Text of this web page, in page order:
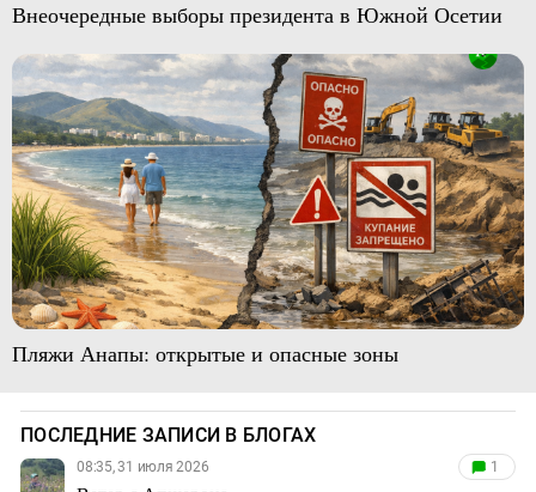
Внеочередные выборы президента в Южной Осетии
Пляжи Анапы: открытые и опасные зоны
ПОСЛЕДНИЕ ЗАПИСИ В БЛОГАХ
08:35, 31 июля 2026 1